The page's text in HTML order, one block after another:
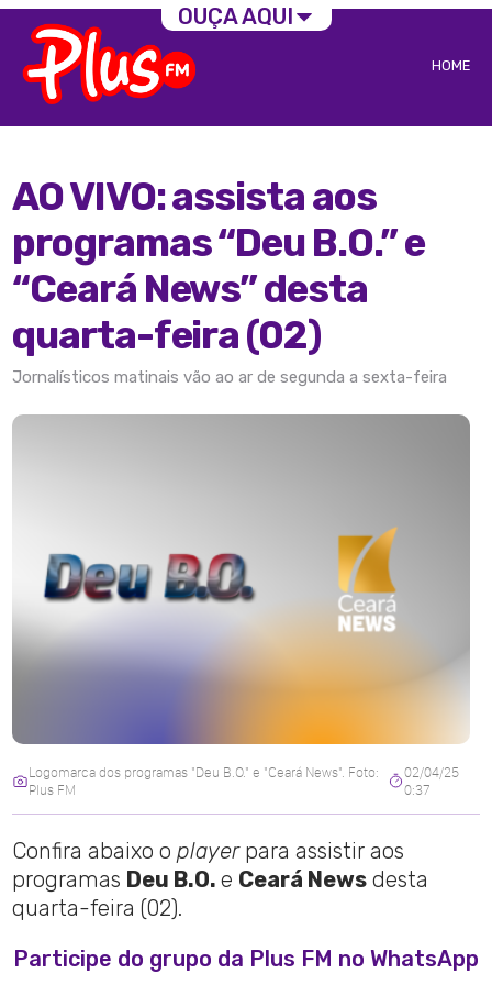
HOME
AO VIVO: assista aos
programas “Deu B.O.” e
“Ceará News” desta
quarta-feira (02)
Jornalísticos matinais vão ao ar de segunda a sexta-feira
Logomarca dos programas "Deu B.O." e "Ceará News". Foto:
Plus FM
02/04/25
0:37
Confira abaixo oplayerpara assistir aos
programas Deu B.O.e Ceará News desta
quarta-feira (02).
Participe do grupo da Plus FM no WhatsApp
OUÇA AQUI